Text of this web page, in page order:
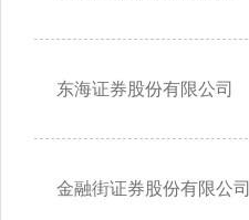
东海证券股份有限公司
金融街证券股份有限公司